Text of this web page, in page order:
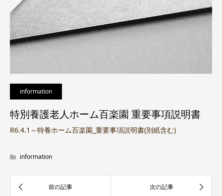
information
特別養護老人ホーム百楽園 重要事項説明書
R6.4.1～特養ホーム百楽園_重要事項説明書(別紙含む)
information